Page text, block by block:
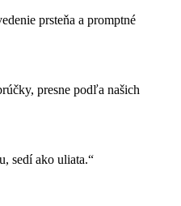
prsteňa a promptné
presne podľa našich
sedí ako uliata.“